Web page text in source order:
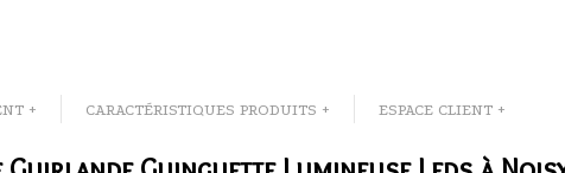
+ CARACTÉRISTIQUES PRODUITS + ESPACE CLIENT +